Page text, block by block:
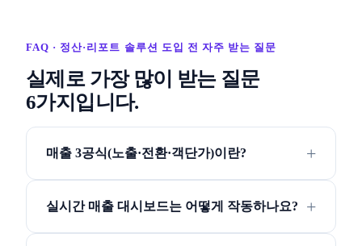
FAQ · 정산·리포트 솔루션 도입 전 자주 받는 질문
실제로 가장 많이 받는 질문
6가지입니다.
매출 3공식(노출·전환·객단가)이란?
실시간 매출 대시보드는 어떻게 작동하나요?